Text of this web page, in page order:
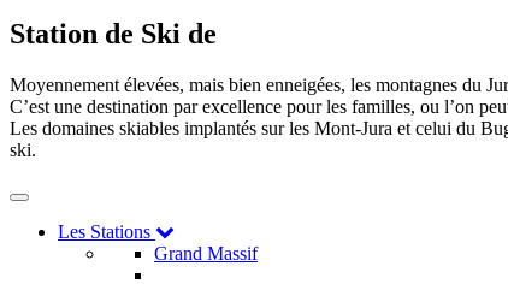
Station de Ski de
Moyennement élevées, mais bien enneigées, les montagnes du
C’est une destination par excellence pour les familles, ou l’on
Les domaines skiables implantés sur les Mont-Jura et celui du
ski.
Toggle
navigationLes Stations
Grand Massif